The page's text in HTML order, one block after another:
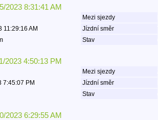
2023 8:31:41 AM
Mezi sjezdy
11:29:16 AM Jízdní směr
Stav
2023 4:50:13 PM
Mezi sjezdy
7:45:07 PM Jízdní směr
Stav
2023 6:29:55 AM